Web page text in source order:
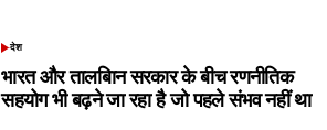
POSTED
देश
भारत और तालबिान सरकार के बीच रणनीतिक
सहयोग भी बढ़ने जा रहा है जो पहले संभव नहीं था